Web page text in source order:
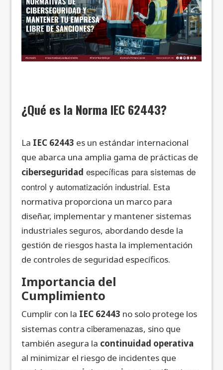
¿Qué es la Norma IEC 62443?
La IEC 62443 es un estándar internacional
que abarca una amplia gama de prácticas de
ciberseguridad específicas para sistemas de
control y automatización industrial. Esta
normativa proporciona un marco para
diseñar, implementar y mantener sistemas
industriales seguros, abordando desde la
gestión de riesgos hasta la implementación
de controles de seguridad específicos.
Importancia del
Cumplimiento
Cumplir con la IEC 62443 no solo protege los
sistemas contraciberamenazas, sino que
también asegura la continuidad operativa
al minimizar el riesgo de incidentes que